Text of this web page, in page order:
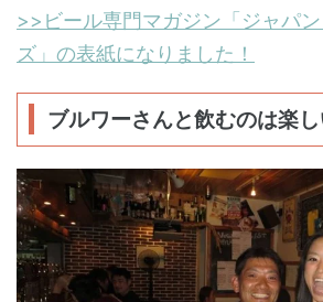
>>ビール専門マガジン「ジャパ
ズ」の表紙になりました！
ブルワーさんと飲むのは楽し